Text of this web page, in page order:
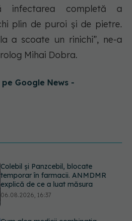
infectarea completă a
plin de puroi și de pietre.
a scoate un rinichi”, ne-a
Mihai Dobra.
Google News -
Cum aleg medicii combinația
potrivită de medicamente pentru
hipertensiune. De ce doi pacienți cu
aceeași tensiune pot primi